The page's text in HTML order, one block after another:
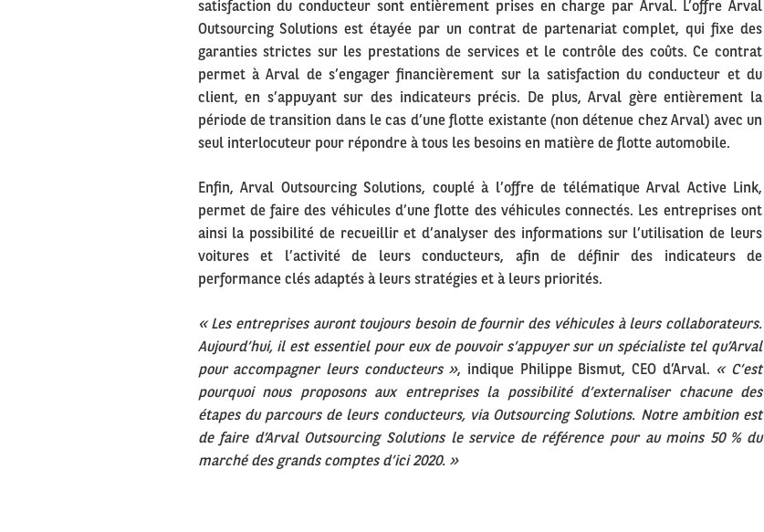
satisfaction du conducteur sont entièrement prises en charge par Arval. L’offre Arval
Outsourcing Solutions est étayée par un contrat de partenariat complet, qui fixe des
garanties strictes sur les prestations de services et le contrôle des coûts. Ce contrat
permet à Arval de s’engager financièrement sur la satisfaction du conducteur et du
client, en s’appuyant sur des indicateurs précis. De plus, Arval gère entièrement la
période de transition dans le cas d’une flotte existante (non détenue chez Arval) avec un
seul interlocuteur pour répondre à tous les besoins en matière de flotte automobile.
Enfin, Arval Outsourcing Solutions, couplé à l’offre de télématique Arval Active Link,
permet de faire des véhicules d’une flotte des véhicules connectés. Les entreprises ont
ainsi la possibilité de recueillir et d’analyser des informations sur l’utilisation de leurs
voitures et l’activité de leurs conducteurs, afin de définir des indicateurs de
performance clés adaptés à leurs stratégies et à leurs priorités.
« Les entreprises auront toujours besoin de fournir des véhicules à leurs collaborateurs.
Aujourd’hui, il est essentiel pour eux de pouvoir s’appuyer sur un spécialiste tel qu’Arval
pour accompagner leurs conducteurs », indique Philippe Bismut, CEO d’Arval. « C’est
pourquoi nous proposons aux entreprises la possibilité d’externaliser chacune des
étapes du parcours de leurs conducteurs, via Outsourcing Solutions. Notre ambition est
de faire d’Arval Outsourcing Solutions le service de référence pour au moins 50 % du
marché des grands comptes d’ici 2020. »